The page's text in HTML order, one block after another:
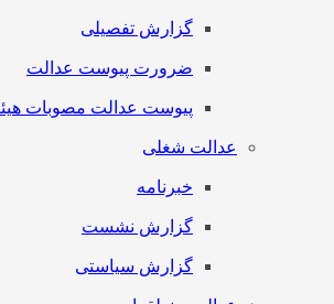
گزارش تفصیلی
ضرورت پیوست عدالت
پیوست عدالت مصوبات هیئت
عدالت شغلی
خبرنامه
گزارش نشست
گزارش سیاستی